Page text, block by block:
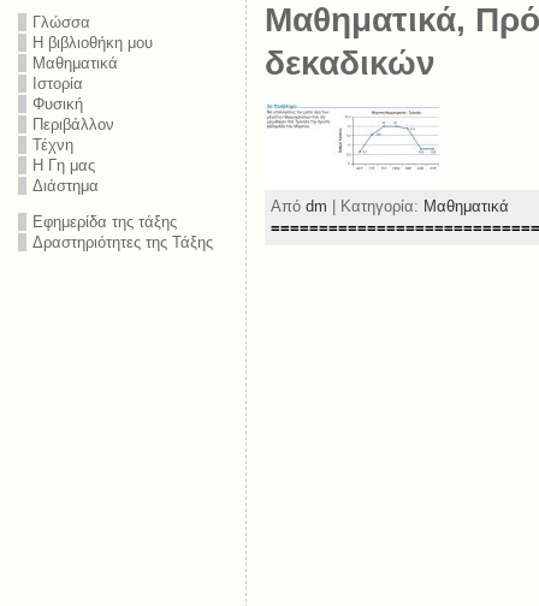
Γλώσσα
Η βιβλιοθήκη μου
Μαθηματικά
Ιστορία
Φυσική
Περιβάλλον
Τέχνη
Η Γη μας
Διάστημα
Εφημερίδα της τάξης
Δραστηριότητες της Τάξης
Μαθηματικά,
δεκαδικών
Από dm | Κατηγορία: Μαθηματικά